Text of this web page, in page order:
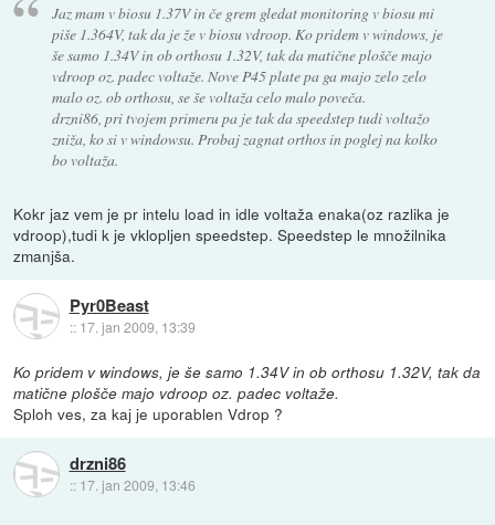
Jaz mam v biosu 1.37V in če grem gledat monitoring v biosu mi
piše 1.364V, tak da je že v biosu vdroop. Ko pridem v windows, je
še samo 1.34V in ob orthosu 1.32V, tak da matične plošče majo
vdroop oz. padec voltaže. Nove P45 plate pa ga majo zelo zelo
malo oz. ob orthosu, se še voltaža celo malo poveča.
drzni86, pri tvojem primeru pa je tak da speedstep tudi voltažo
zniža, ko si v windowsu. Probaj zagnat orthos in poglej na kolko
bo voltaža.
Kokr jaz vem je pr intelu load in idle voltaža enaka(oz razlika je
vdroop),tudi k je vklopljen speedstep. Speedstep le množilnika
zmanjša.
Pyr0Beast
:: 17. jan 2009, 13:39
Ko pridem v windows, je še samo 1.34V in ob orthosu 1.32V, tak da
matične plošče majo vdroop oz. padec voltaže.
Sploh ves, za kaj je uporablen Vdrop ?
drzni86
:: 17. jan 2009, 13:46